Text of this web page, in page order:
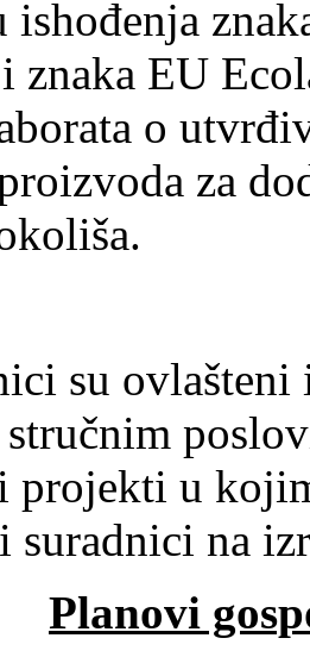
ishođenja
znaka EU
o
za
su
projekti u
suradnici na
Planovi